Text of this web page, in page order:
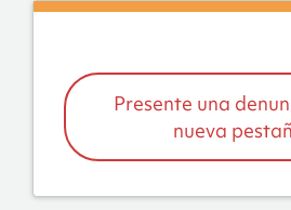
Presente una
nueva